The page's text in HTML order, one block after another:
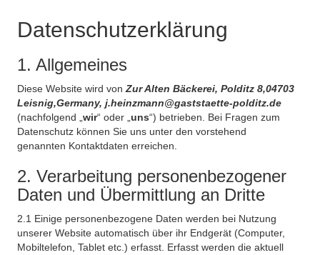
Datenschutzerklärung
1. Allgemeines
Diese Website wird von Zur Alten Bäckerei, Polditz 8,04703
Leisnig,Germany, j.heinzmann@gaststaette-polditz.de
(nachfolgend „ wir“ oder „ uns“) betrieben. Bei Fragen zum
Datenschutz können Sie uns unter den vorstehend
genannten Kontaktdaten erreichen.
2. Verarbeitung personenbezogener
Daten und Übermittlung an Dritte
2.1 Einige personenbezogene Daten werden bei Nutzung
unserer Website automatisch über ihr Endgerät (Computer,
Mobiltelefon, Tablet etc.) erfasst. Erfasst werden die aktuell